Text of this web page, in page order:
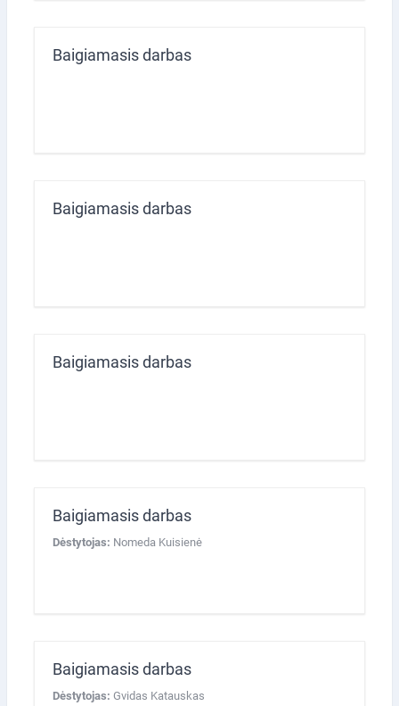
Baigiamasis darbas
Baigiamasis darbas
Baigiamasis darbas
Baigiamasis darbas
Dėstytojas: Nomeda Kuisienė
Baigiamasis darbas
Dėstytojas: Gvidas Katauskas